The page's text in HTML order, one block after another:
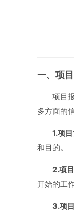
一、项
项目
多方面的信
1.项
和目的。
2.项
开始的工
3.项